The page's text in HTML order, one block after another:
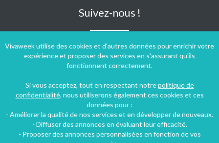
Vivaweek utilise des cookies et d'autres données pour enrichir votre
expérience et proposer des services en s'assurant qu'ils
fonctionnent correctement.
Si vous acceptez, tout en respectant notrepolitique de
confidentialité, nous utiliserons également ces cookies et ces
données pour :
- Améliorer la qualité de nos services et en développer de nouveaux.
- Diffuser des annonces en évaluant leur efficacité.
- Proposer des annonces personnalisées en fonction de vos
Suivez-nous !